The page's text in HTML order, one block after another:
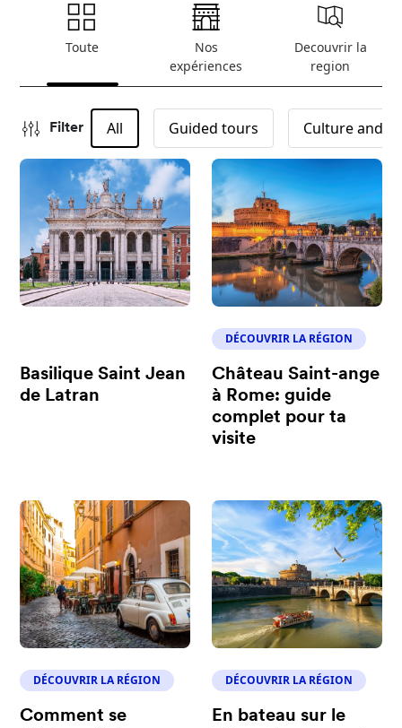
Toute
Nos
expériences
Decouvrir la
region
Filter All Guided tours Culture and
Basilique Saint Jean
de Latran
DÉCOUVRIR LA RÉGION
Château Saint-ange
à Rome: guide
complet pour ta
visite
DÉCOUVRIR LA RÉGION
Comment se
DÉCOUVRIR LA RÉGION
En bateau sur le